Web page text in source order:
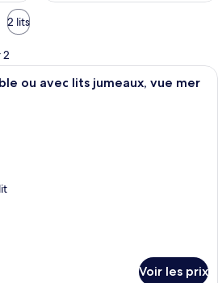
2 lits
2
Une chambre moderne avec un
ou avec lits jumeaux, vue mer
Voir les prix